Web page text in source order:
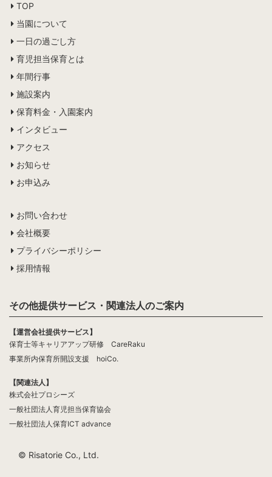
TOP
当園について
一日の過ごし方
育児担当保育とは
年間行事
施設案内
保育料金・入園案内
インタビュー
アクセス
お知らせ
お申込み
お問い合わせ
会社概要
プライバシーポリシー
採用情報
その他提供サービス・関連法人のご案内
【運営会社提供サービス】
保育士等キャリアアップ研修 CareRaku
事業所内保育所開設支援 hoiCo.
【関連法人】
株式会社プロシーズ
一般社団法人育児担当保育協会
一般社団法人保育ICT advance
© Risatorie Co., Ltd.